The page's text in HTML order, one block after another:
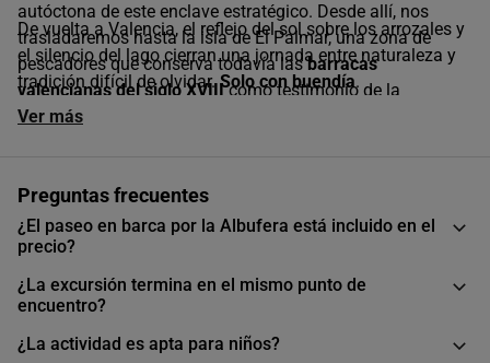
autóctona de este enclave estratégico. Desde allí, nos
trasladaremos hasta la isla de El Palmar, una zona de
pescadores que conserva todavía lasbarracas
valencianas del siglo XVIIIcomo testimonio de la
arquitectura tradicional de la región. La jornada culmina
De vuelta a Valencia, el reflejo del sol sobre los arrozales y
el silencio del lago cierran una jornada entre naturaleza y
tradición difícil de olvidar.Solo con buendía.
Ver más
Preguntas frecuentes
¿El paseo en barca por la Albufera está incluido en el
precio?
¿La excursión termina en el mismo punto de
encuentro?
¿La actividad es apta para niños?